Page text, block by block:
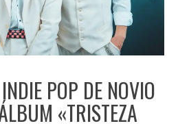
POP DE NOVIO
«TRISTEZA